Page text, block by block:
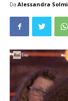
Da Alessandra Solmi